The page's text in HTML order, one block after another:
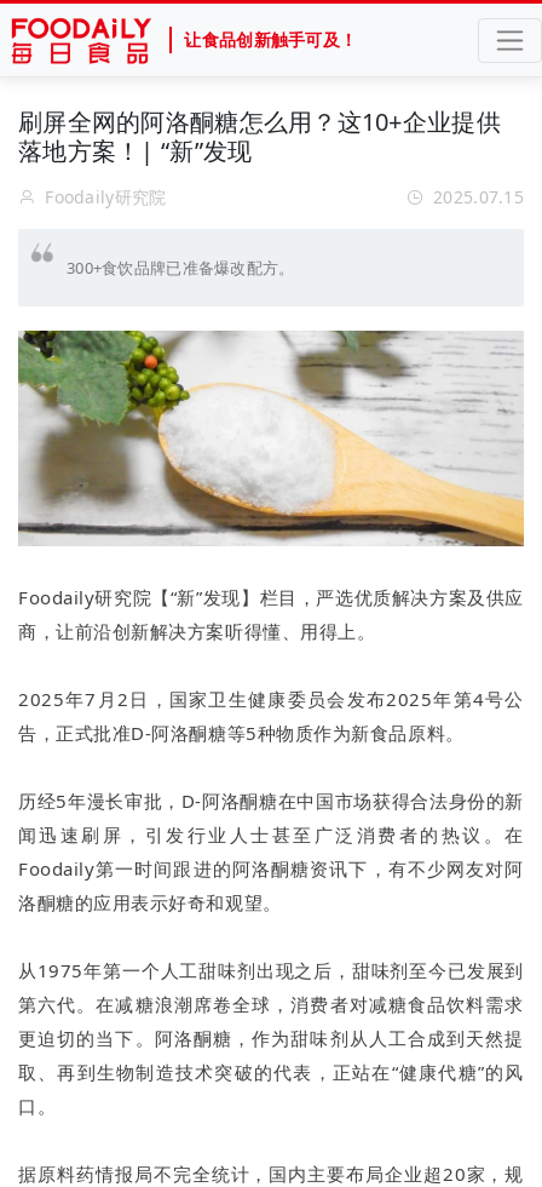
让食品创新触手可及！
刷屏全网的阿洛酮糖怎么用？这10+企业提供
落地方案！| “新”发现
Foodaily研究院 2025.07.15
300+食饮品牌已准备爆改配方。
Foodaily研究院【“新”发现】栏目，严选优质解决方案及供应
商，让前沿创新解决方案听得懂、用得上。
2025年7月2日，国家卫生健康委员会发布2025年第4号公
告，正式批准D-阿洛酮糖等5种物质作为新食品原料。
历经5年漫长审批，D-阿洛酮糖在中国市场获得合法身份的新
闻迅速刷屏，引发行业人士甚至广泛消费者的热议。在
Foodaily第一时间跟进的阿洛酮糖资讯下，有不少网友对阿
洛酮糖的应用表示好奇和观望。
从1975年第一个人工甜味剂出现之后，甜味剂至今已发展到
第六代。在减糖浪潮席卷全球，消费者对减糖食品饮料需求
更迫切的当下。阿洛酮糖，作为甜味剂从人工合成到天然提
取、再到生物制造技术突破的代表，正站在“健康代糖”的风
口。
据原料药情报局不完全统计，国内主要布局企业超20家，规